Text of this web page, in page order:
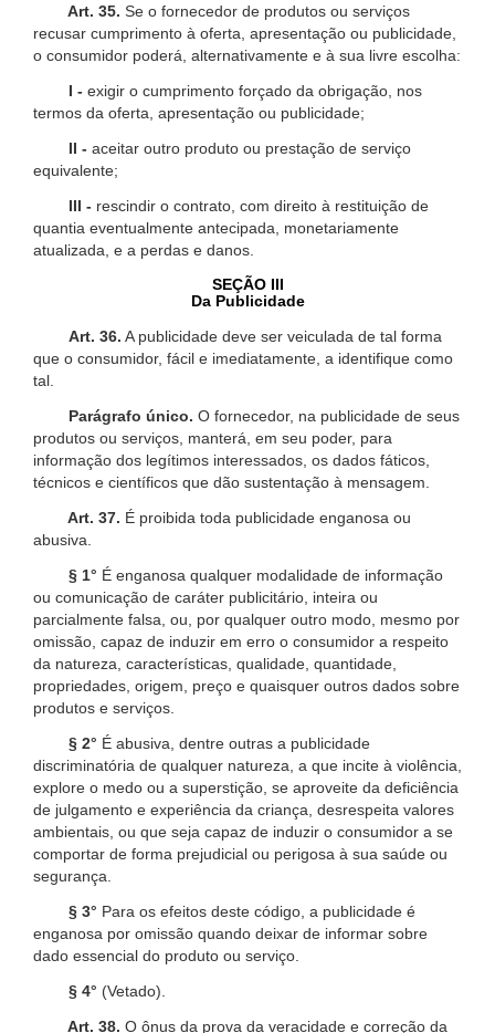
Art. 35. Se o fornecedor de produtos ou serviços
recusar cumprimento à oferta, apresentação ou publicidade,
o consumidor poderá, alternativamente e à sua livre escolha:
I - exigir o cumprimento forçado da obrigação, nos
termos da oferta, apresentação ou publicidade;
II - aceitar outro produto ou prestação de serviço
equivalente;
III - rescindir o contrato, com direito à restituição de
quantia eventualmente antecipada, monetariamente
atualizada, e a perdas e danos.
SEÇÃO III
Da Publicidade
Art. 36. A publicidade deve ser veiculada de tal forma
que o consumidor, fácil e imediatamente, a identifique como
tal.
Parágrafo único. O fornecedor, na publicidade de seus
produtos ou serviços, manterá, em seu poder, para
informação dos legítimos interessados, os dados fáticos,
técnicos e científicos que dão sustentação à mensagem.
Art. 37. É proibida toda publicidade enganosa ou
abusiva.
§ 1° É enganosa qualquer modalidade de informação
ou comunicação de caráter publicitário, inteira ou
parcialmente falsa, ou, por qualquer outro modo, mesmo por
omissão, capaz de induzir em erro o consumidor a respeito
da natureza, características, qualidade, quantidade,
propriedades, origem, preço e quaisquer outros dados sobre
produtos e serviços.
§ 2° É abusiva, dentre outras a publicidade
discriminatória de qualquer natureza, a que incite à violência,
explore o medo ou a superstição, se aproveite da deficiência
de julgamento e experiência da criança, desrespeita valores
ambientais, ou que seja capaz de induzir o consumidor a se
comportar de forma prejudicial ou perigosa à sua saúde ou
segurança.
§ 3° Para os efeitos deste código, a publicidade é
enganosa por omissão quando deixar de informar sobre
dado essencial do produto ou serviço.
§ 4° (Vetado).
Art. 38. O ônus da prova da veracidade e correção da